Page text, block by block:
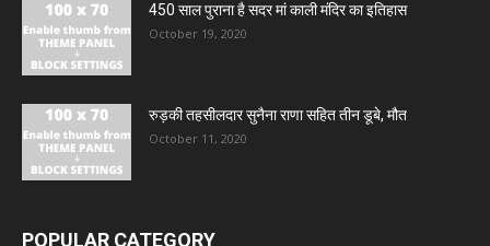
450 साल पुराना है सदर मां काली मंदिर का इतिहास
October 19, 2020
रुड़की तहसीलदार सुनैना राणा सहित तीन डूबे, मौत
October 11, 2020
POPULAR CATEGORY